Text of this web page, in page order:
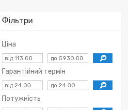
Фільтри
Ціна
Гарантійний термін
Потужність